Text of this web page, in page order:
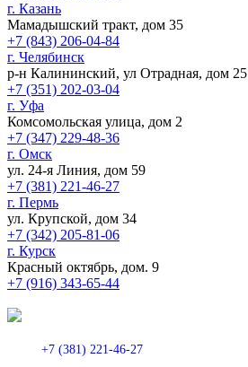
г. Казань
Мамадышский тракт, дом 35
+7 (843) 206-04-84
г. Челябинск
р-н Калининский, ул Отрадная, дом 25
+7 (351) 202-03-04
г. Уфа
Комсомольская улица, дом 2
+7 (347) 229-48-36
г. Омск
ул. 24-я Линия, дом 59
+7 (381) 221-46-27
г. Пермь
ул. Крупской, дом 34
+7 (342) 205-81-06
г. Курск
Красный октябрь, дом. 9
+7 (916) 343-65-44
+7 (381) 221-46-27